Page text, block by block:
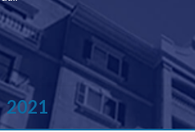
2021